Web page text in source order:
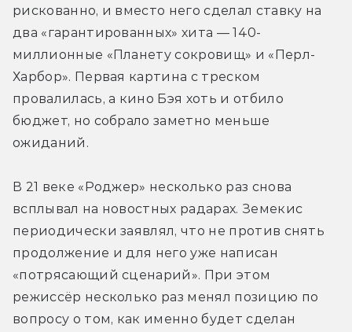
рискованно, и вместо него сделал ставку на
два «гарантированных» хита — 140-
миллионные «Планету сокровищ» и «Перл-
Харбор». Первая картина с треском
провалилась, а кино Бэя хоть и отбило
бюджет, но собрало заметно меньше
ожиданий.
В 21 веке «Роджер» несколько раз снова
всплывал на новостных радарах. Земекис
периодически заявлял, что не против снять
продолжение и для него уже написан
«потрясающий сценарий». При этом
режиссёр несколько раз менял позицию по
вопросу о том, как именно будет сделан